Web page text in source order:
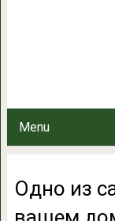
Menu
Одно из